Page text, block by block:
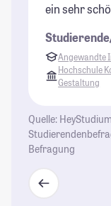
ein sehr
Angewandte
Hochschule
Gestaltung
Quelle:
Befragung